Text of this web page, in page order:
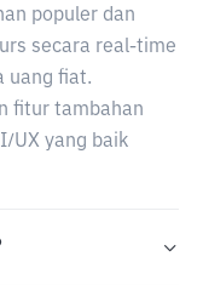
populer dan
secara real-time
uang fiat.
fitur tambahan
UX yang baik